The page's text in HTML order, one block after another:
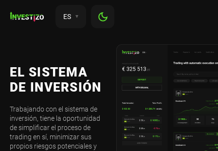
ES
EL SISTEMA
DE INVERSIÓN
Trabajando con el sistema de
inversión, tiene la oportunidad
de simplificar el proceso de
trading en sí, minimizar sus
propios riesgos potenciales y